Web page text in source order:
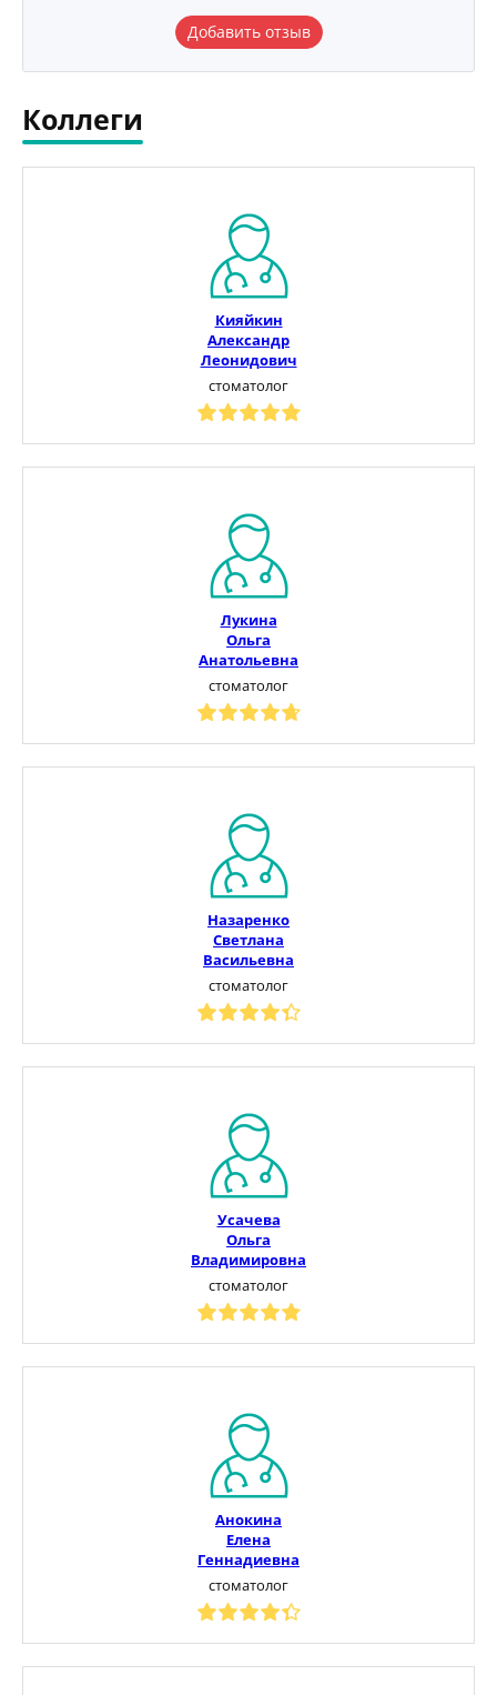
Добавить отзыв
Коллеги
Кияйкин
Александр
Леонидович
стоматолог
Лукина
Ольга
Анатольевна
стоматолог
Назаренко
Светлана
Васильевна
стоматолог
Усачева
Ольга
Владимировна
стоматолог
Анокина
Елена
Геннадиевна
стоматолог